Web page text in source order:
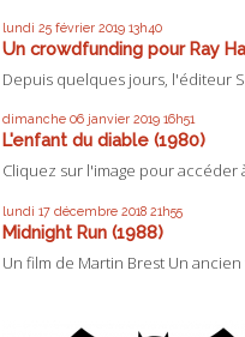
lundi 25 février 2019 13h40
Un crowdfunding pour Ray
Depuis quelques jours, l'éditeur
dimanche 06 janvier 2019 16h51
L'enfant du diable (1980)
Cliquez sur l'image pour accéder
lundi 17 décembre 2018 21h55
Midnight Run (1988)
Un film de Martin Brest Un ancien